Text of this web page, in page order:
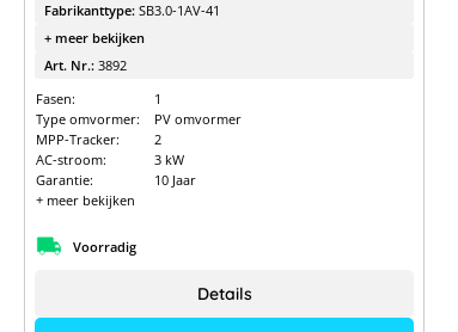
Fabrikanttype: SB3.0-1AV-41
+ meer bekijken
Art. Nr.: 3892
Fasen:
1
Type omvormer:
PV omvormer
MPP-Tracker:
2
AC-stroom:
3 kW
Garantie:
10 Jaar
+ meer bekijken
Voorradig
Details